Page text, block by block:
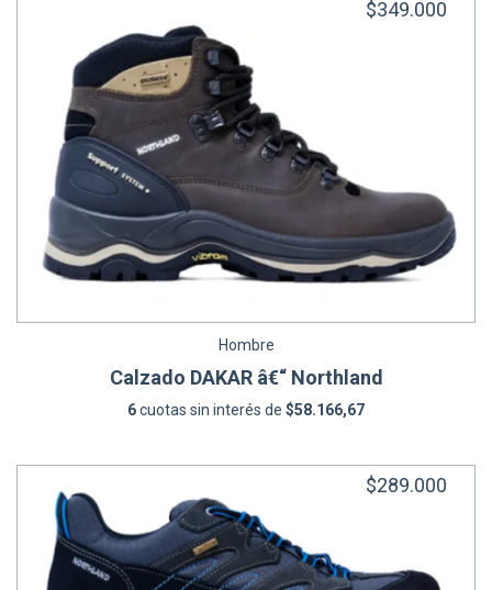
$349.000
Hombre
Calzado DAKAR â€“ Northland
6cuotas sin interés de $58.166,67
$289.000